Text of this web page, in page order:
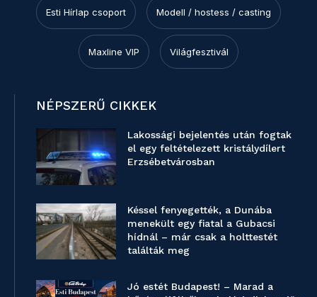
Esti Hírlap csoport Modell / hostess / casting
Maxline VIP Világfesztivál
NÉPSZERŰ CIKKEK
Lakossági bejelentés után fogtak
el egy feltételezett kristálydílert
Erzsébetvárosban
Késsel fenyegették, a Dunába
menekült egy fiatal a Gubacsi
hídnál – már csak a holttestét
találták meg
Jó estét Budapest! – Marad a